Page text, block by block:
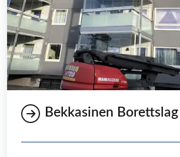
Bekkasinen Borettslag